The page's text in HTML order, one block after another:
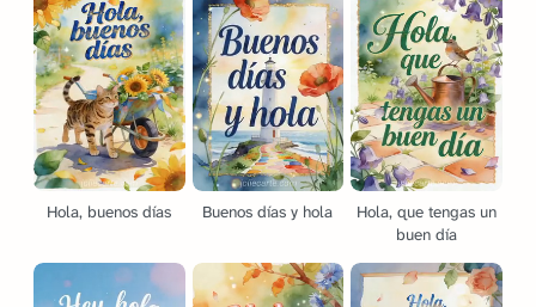
Hola, buenos días Buenos días y hola
Hola, que tengas un
buen día